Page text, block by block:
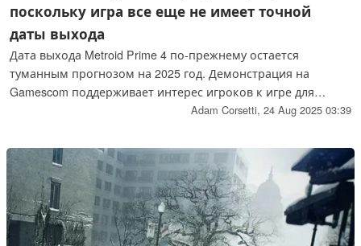
поскольку игра все еще не имеет точной
даты выхода
Дата выхода Metroid Prime 4 по-прежнему остается
туманным прогнозом на 2025 год. Демонстрация на
Gamescom поддерживает интерес игроков к игре для
Switch 2, но она не развеяла все опасения по поводу
разочарован" громоздким режимом мыши и отсутствием
нового показанного геймплея.
Adam Corsetti, 24 Aug 2025 03:39